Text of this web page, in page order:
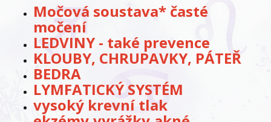
Močová soustava* časté
močení
LEDVINY - také prevence
KLOUBY, CHRUPAVKY, PÁTEŘ
BEDRA
LYMFATICKÝ SYSTÉM
vysoký krevní tlak